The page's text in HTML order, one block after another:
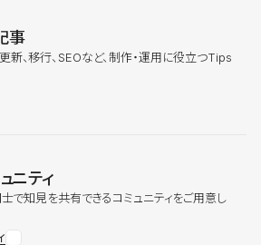
事
新、移行、SEOなど、制作・運用に役立つTips
ニティ
で知見を共有できるコミュニティをご用意し